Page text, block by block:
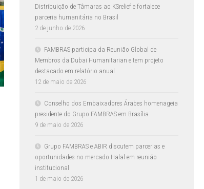
Distribuição de Tâmaras ao KSrelief e fortalece
parceria humanitária no Brasil
2 de junho de 2026
FAMBRAS participa da Reunião Global de
Membros da Dubai Humanitarian e tem projeto
destacado em relatório anual
12 de maio de 2026
Conselho dos Embaixadores Árabes homenageia
presidente do Grupo FAMBRAS em Brasília
9 de maio de 2026
Grupo FAMBRAS e ABIR discutem parcerias e
oportunidades no mercado Halal em reunião
institucional
1 de maio de 2026